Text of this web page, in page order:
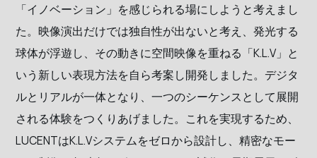
「イノベーション」を感じられる場にしようと考えまし
た。映像演出だけでは独自性が出ないと考え、発光する
球体が浮遊し、その動きに空間映像を重ねる「K.L.V」と
いう新しい表現方法を自ら考案し開発しました。デジタ
ルとリアルが一体となり、一つのシーケンスとして展開
される体験をつくりあげました。これを実現するため、
LUCENTはK.L.Vシステムをゼロから設計し、精密なモー